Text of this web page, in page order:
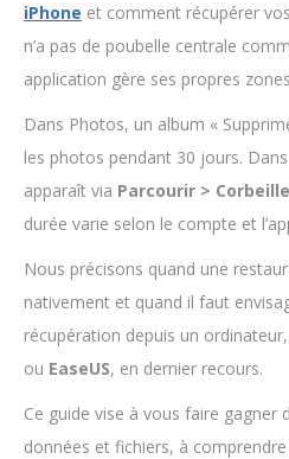
iPhone et comment récupérer
n’a pas de poubelle centrale
application gère ses propres
Dans Photos, un album «
les photos pendant 30 jours.
apparaît via Parcourir > Corbeille
durée varie selon le compte et
Nous précisons quand une
nativement et quand il faut
récupération depuis un
ou EaseUS, en dernier recours.
Ce guide vise à vous faire
données et fichiers, à comprendre